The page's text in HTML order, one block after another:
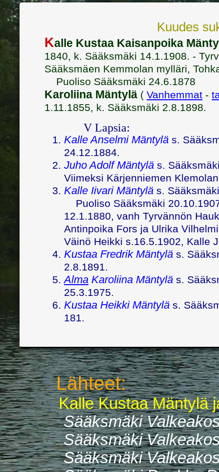
Kuudes
Kalle Kustaa Kaisanpoika
1840, k. Sääksmäki 14.1.1908. -
Sääksmäen Kemmolan mylläri,
Puoliso Sääksmäki 24.6.1878
Karoliina Mäntylä ( Vanhemmat -
1.11.1855, k. Sääksmäki 2.8.1898.
V Lapsia:
Kalle Anselmi Mäntylä s.
24.12.1884.
Juho Adolf Mäntylä s.
Viimeksi Kärjenniemen
Kalle Iivari Mäntylä s.
Puoliso Sääksmäki
12.1.1880, vanh Tyrvännön
Antinpoika Fors ja Ulrika
Väinö Heikki s.16.5.1902, Kalle
Kustaa Fredrik Mäntylä s.
2.8.1891.
Alma Karoliina Mäntylä s.
25.3.1975.
Kustaa Heikki Mäntylä s.
181.
Lähteet:
Kalle Kustaa Mäntylä
Sääksmäki
Sääksmäki
Sääksmäki